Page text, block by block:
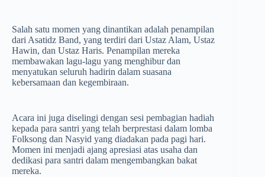
Salah satu momen yang dinantikan adalah penampilan
dari Asatidz Band, yang terdiri dari Ustaz Alam, Ustaz
Hawin, dan Ustaz Haris. Penampilan mereka
membawakan lagu-lagu yang menghibur dan
menyatukan seluruh hadirin dalam suasana
kebersamaan dan kegembiraan.
Acara ini juga diselingi dengan sesi pembagian hadiah
kepada para santri yang telah berprestasi dalam lomba
Folksong dan Nasyid yang diadakan pada pagi hari.
Momen ini menjadi ajang apresiasi atas usaha dan
dedikasi para santri dalam mengembangkan bakat
mereka.